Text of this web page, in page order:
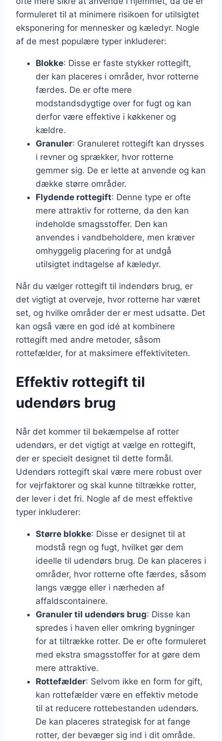
formuleret til at minimere risikoen for utilsigtet
eksponering for mennesker og kæledyr. Nogle
af de mest populære typer inkluderer:
Blokke: Disse er faste stykker rottegift,
der kan placeres i områder, hvor rotterne
færdes. De er ofte mere
modstandsdygtige over for fugt og kan
derfor være effektive i køkkener og
kældre.
Granuler: Granuleret rottegift kan drysses
i revner og sprækker, hvor rotterne
gemmer sig. De er lette at anvende og kan
dække større områder.
Flydende rottegift: Denne type er ofte
mere attraktiv for rotterne, da den kan
indeholde smagsstoffer. Den kan
anvendes i vandbeholdere, men kræver
omhyggelig placering for at undgå
utilsigtet indtagelse af kæledyr.
Når du vælger rottegift til indendørs brug, er
det vigtigt at overveje, hvor rotterne har været
set, og hvilke områder der er mest udsatte. Det
kan også være en god idé at kombinere
rottegift med andre metoder, såsom
rottefælder, for at maksimere effektiviteten.
Effektiv rottegift til
udendørs brug
Når det kommer til bekæmpelse af rotter
udendørs, er det vigtigt at vælge en rottegift,
der er specielt designet til dette formål.
Udendørs rottegift skal være mere robust over
for vejrfaktorer og skal kunne tiltrække rotter,
der lever i det fri. Nogle af de mest effektive
typer inkluderer:
Større blokke: Disse er designet til at
modstå regn og fugt, hvilket gør dem
ideelle til udendørs brug. De kan placeres i
områder, hvor rotterne ofte færdes, såsom
langs vægge eller i nærheden af
affaldscontainere.
Granuler til udendørs brug: Disse kan
spredes i haven eller omkring bygninger
for at tiltrække rotter. De er ofte formuleret
med ekstra smagsstoffer for at gøre dem
mere attraktive.
Rottefælder: Selvom ikke en form for gift,
kan rottefælder være en effektiv metode
til at reducere rottebestanden udendørs.
De kan placeres strategisk for at fange
rotter, der bevæger sig ind i dit område.